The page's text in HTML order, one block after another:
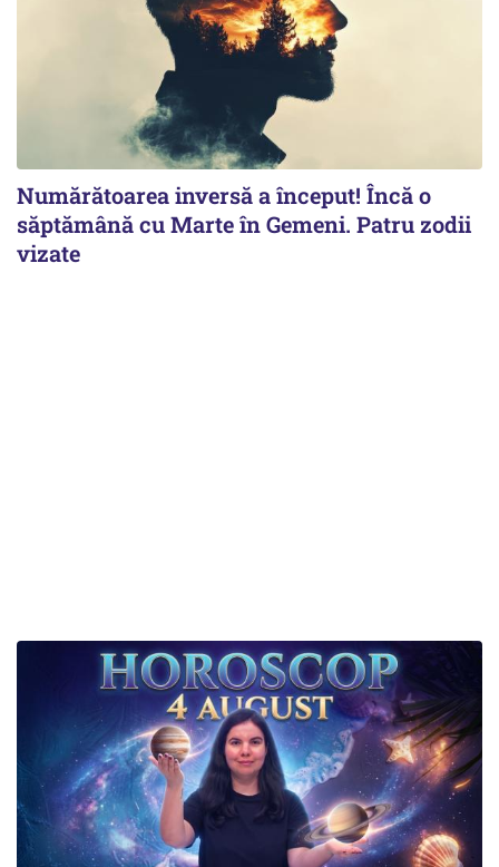
Numărătoarea inversă a început! Încă o
săptămână cu Marte în Gemeni. Patru zodii
vizate